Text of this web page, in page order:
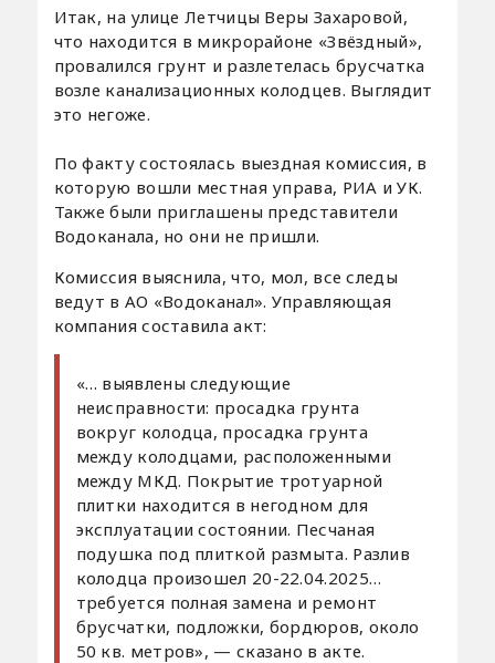
Итак, на улице Летчицы Веры Захаровой,
что находится в микрорайоне «Звёздный»,
провалился грунт и разлетелась брусчатка
возле канализационных колодцев. Выглядит
это негоже.
По факту состоялась выездная комиссия, в
которую вошли местная управа, РИА и УК.
Также были приглашены представители
Водоканала, но они не пришли.
Комиссия выяснила, что, мол, все следы
ведут в АО «Водоканал». Управляющая
компания составила акт:
«… выявлены следующие
неисправности: просадка грунта
вокруг колодца, просадка грунта
между колодцами, расположенными
между МКД. Покрытие тротуарной
плитки находится в негодном для
эксплуатации состоянии. Песчаная
подушка под плиткой размыта. Разлив
колодца произошел 20-22.04.2025…
требуется полная замена и ремонт
брусчатки, подложки, бордюров, около
50 кв. метров», — сказано в акте.